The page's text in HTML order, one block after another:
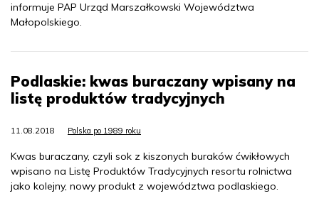
informuje PAP Urząd Marszałkowski Województwa
Małopolskiego.
Podlaskie: kwas buraczany wpisany na
listę produktów tradycyjnych
11.08.2018 Polska po 1989 roku
Kwas buraczany, czyli sok z kiszonych buraków ćwikłowych
wpisano na Listę Produktów Tradycyjnych resortu rolnictwa
jako kolejny, nowy produkt z województwa podlaskiego.